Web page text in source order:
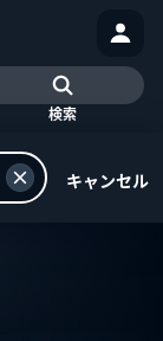
検索
キャンセル